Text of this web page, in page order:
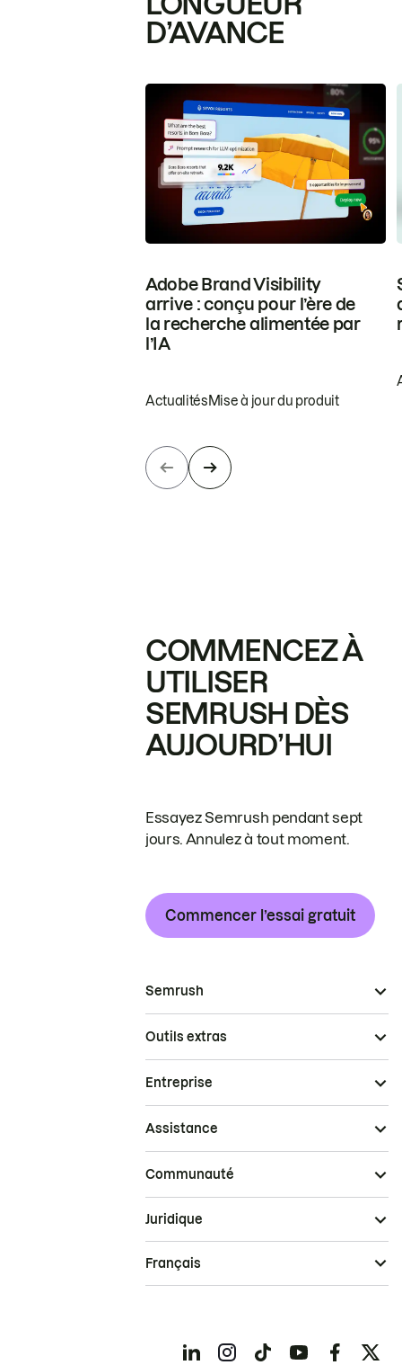
D’AVANCE
Adobe Brand Visibility
arrive : conçu pour l’ère de
la recherche alimentée par
l’IA
ActualitésMise à jour du produit
COMMENCEZ À
UTILISER
SEMRUSH DÈS
AUJOURD’HUI
Essayez Semrush pendant sept
jours. Annulez à tout moment.
Commencer l’essai gratuit
Semrush
Outils extras
Entreprise
Assistance
Communauté
Juridique
Français